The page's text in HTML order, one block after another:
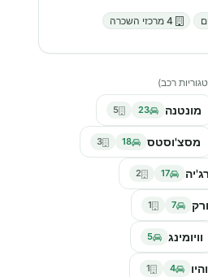
רכב)
מונטנה 23
5
מסצ'וסטס 18
3
17
2
7
1
וויומינג 5
4
1